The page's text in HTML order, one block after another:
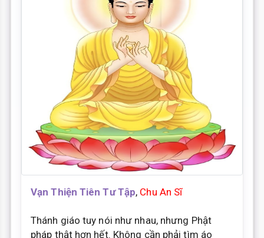
Vạn Thiện Tiên Tư Tập, Chu An Sĩ
Thánh giáo tuy nói như nhau, nhưng Phật
pháp thật hơn hết. Không cần phải tìm áo